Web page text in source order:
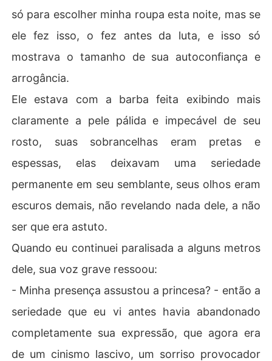
só para escolher minha roupa esta noite, mas se
ele fez isso, o fez antes da luta, e isso só
mostrava o tamanho de sua autoconfiança e
arrogância.
Ele estava com a barba feita exibindo mais
claramente a pele pálida e impecável de seu
rosto, suas sobrancelhas eram pretas e
espessas, elas deixavam uma seriedade
permanente em seu semblante, seus olhos eram
escuros demais, não revelando nada dele, a não
ser que era astuto.
Quando eu continuei paralisada a alguns metros
dele, sua voz grave ressoou:
- Minha presença assustou a princesa? - então a
seriedade que eu vi antes havia abandonado
completamente sua expressão, que agora era
de um cinismo lascivo, um sorriso provocador